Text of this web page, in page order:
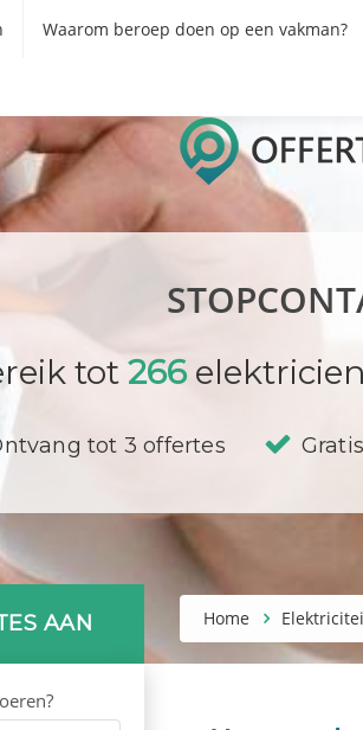
Waarom beroep doen op een vakman?
tot 266
tot 3 offertes
Home
AAN